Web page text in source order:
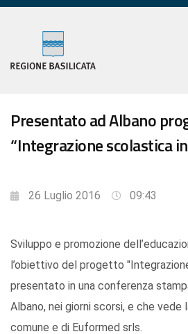
Presentato ad Albano
“Integrazione scolastica
26 Luglio 2016 09:43
Sviluppo e promozione
l’obiettivo del progetto
presentato in una conferenza
Albano, nei giorni scorsi, e che vede
comune e di Euformed srls.